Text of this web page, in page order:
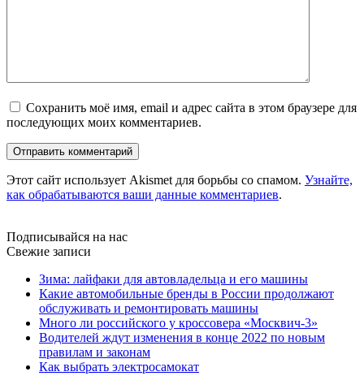
Сохранить моё имя, email и адрес сайта в этом браузере для
последующих моих комментариев.
Этот сайт использует Akismet для борьбы со спамом. Узнайте,
как обрабатываются ваши данные комментариев.
Подписывайся на нас
Свежие записи
Зима: лайфаки для автовладельца и его машины
Какие автомобильные бренды в России продолжают
обслуживать и ремонтировать машины
Много ли российского у кроссовера «Москвич-3»
Водителей ждут изменения в конце 2022 по новым
правилам и законам
Как выбрать электросамокат